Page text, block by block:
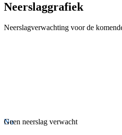
Neerslaggrafiek
Neerslagverwachting voor de
Nu
Geen neerslag verwacht